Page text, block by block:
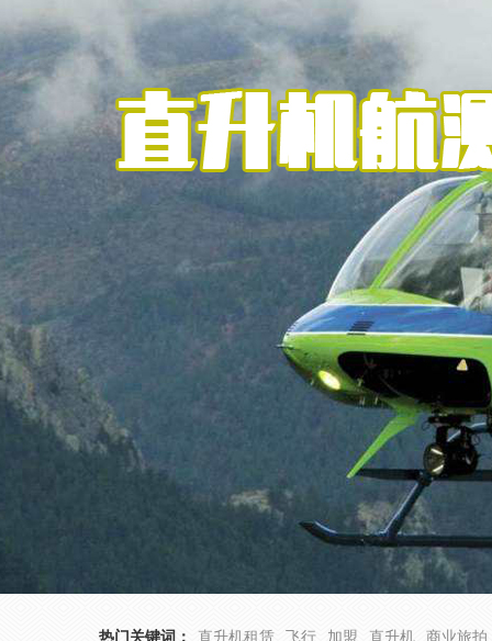
热门关键词： 直升机租赁 飞行 加盟 直升机 商业旅拍